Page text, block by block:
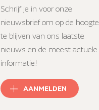
Schrijf je in voor onze
nieuwsbrief om op de hoogte
te blijven van ons laatste
nieuws en de meest actuele
informatie!
AANMELDEN